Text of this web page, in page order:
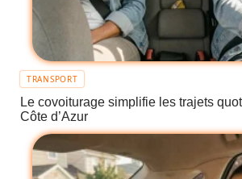
TRANSPORT
Le covoiturage simplifie les trajets
Côte d’Azur